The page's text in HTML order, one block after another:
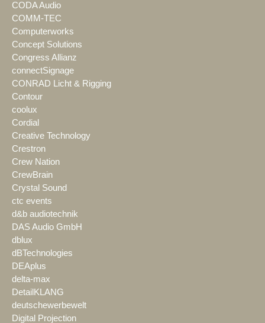
CODA Audio
COMM-TEC
Computerworks
Concept Solutions
Congress Allianz
connectSignage
CONRAD Licht & Rigging
Contour
coolux
Cordial
Creative Technology
Crestron
Crew Nation
CrewBrain
Crystal Sound
ctc events
d&b audiotechnik
DAS Audio GmbH
dblux
dBTechnologies
DEAplus
delta-max
DetailKLANG
deutschewerbewelt
Digital Projection